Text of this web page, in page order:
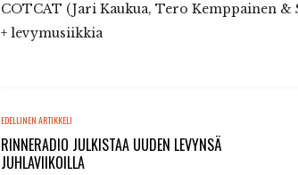
COTCAT (Jari Kaukua, Tero Kemppainen &
+ levymusiikkia
EDELLINEN ARTIKKELI
RINNERADIO JULKISTAA UUDEN LEVYNSÄ
JUHLAVIIKOILLA